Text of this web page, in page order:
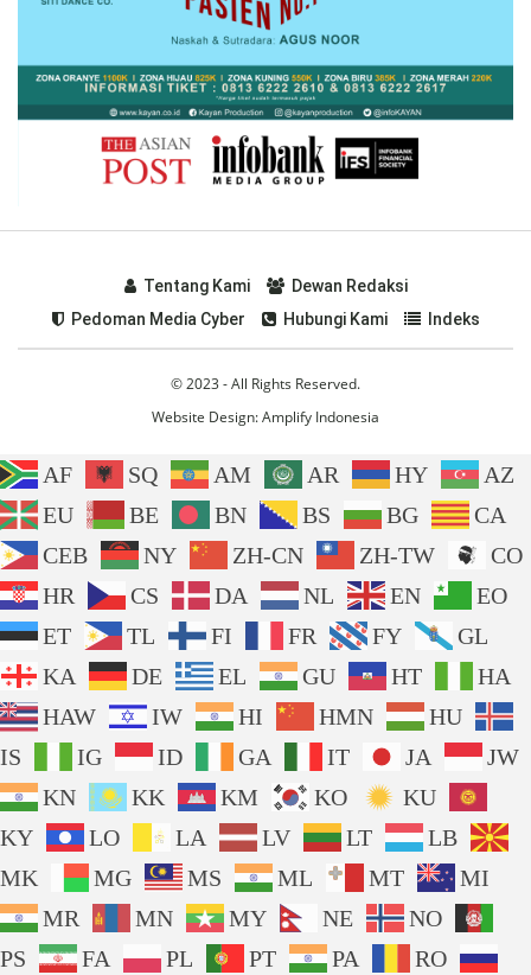
Tentang Kami
Dewan Redaksi
Pedoman Media Cyber
Hubungi Kami Indeks
© 2023 - All Rights Reserved.
Website Design:Amplify Indonesia
AF SQ AM AR HY
AZ
EU
BE BN BS BG
CA
CEB
NY ZH-CN ZH-TW
CO
HR
CS DA NL EN
EO
ET
TL FI FR FY
GL
KA
DE EL GU HT
HA
HAW
IW HI HMN
HU
IS
IG ID GA IT JA
JW
KN
KK KM KO
KU
KY
LO LA LV LT
LB
MK
MG MS ML MT
MI
MR
MN MY NE
NO
PS
FA PL PT PA RO